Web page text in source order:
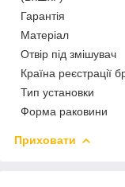
Гарантія
Матеріал
Отвір під змішувач
Країна реєстрації
Тип установки
Форма раковини
Приховати